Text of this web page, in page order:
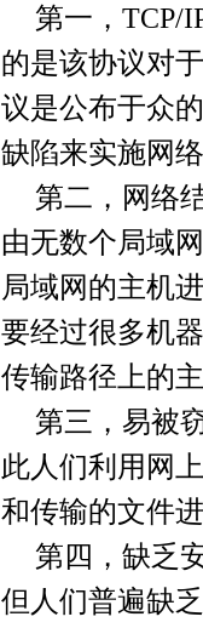
第一，TCP/
的是该协议对
议是公布于众
缺陷来实施网
第二，网络
由无数个局域
局域网的主机
要经过很多机
传输路径上的
第三，易被
此人们利用网
和传输的文件
第四，缺乏
但人们普遍缺